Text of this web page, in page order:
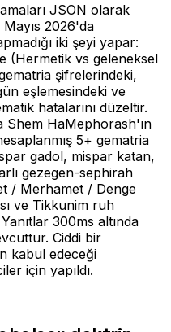
JSON olarak
2026'da
iki şeyi yapar:
(Hermetik vs geleneksel
şifrelerindeki,
eşlemesindeki ve
hatalarını düzeltir.
Shem HaMephorash'ın
5+ gematria
gadol, mispar katan,
gezegen-sephirah
/ Merhamet / Denge
ve Tikkunim ruh
300ms altında
Ciddi bir
kabul edeceği
için yapıldı.